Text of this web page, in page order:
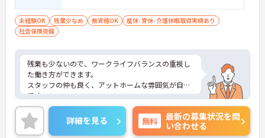
未経験OK 残業少なめ 無資格OK
産休･育休･介護休暇取得実績あり
社会保険完備
残業も少ないので、ワークライフバランスの重視し
た働き方ができます。
スタッフの仲も良く、アットホームな雰囲気が自慢
です。
ご興味ある方には、面接対策ポイントなど、詳細を
お話しいたしますのでお気軽にご相談ください。
詳細を見る 無料
最新の募集状況を問
い合わせる